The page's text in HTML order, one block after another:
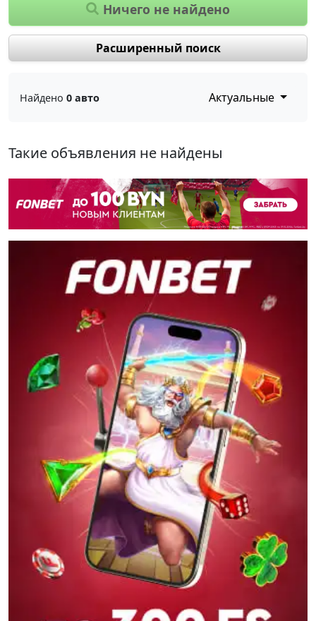
Ничего не найдено
Расширенный поиск
Найдено 0 авто Актуальные
Такие объявления не найдены